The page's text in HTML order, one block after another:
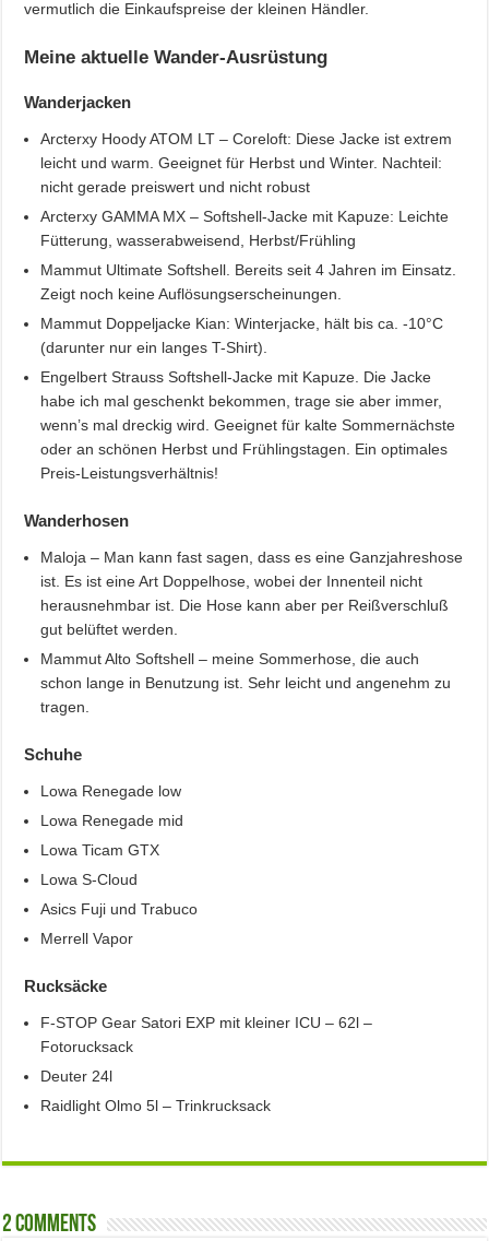
vermutlich die Einkaufspreise der kleinen Händler.
Meine aktuelle Wander-Ausrüstung
Wanderjacken
Arcterxy Hoody ATOM LT – Coreloft: Diese Jacke ist extrem
leicht und warm. Geeignet für Herbst und Winter. Nachteil:
nicht gerade preiswert und nicht robust
Arcterxy GAMMA MX – Softshell-Jacke mit Kapuze: Leichte
Fütterung, wasserabweisend, Herbst/Frühling
Mammut Ultimate Softshell. Bereits seit 4 Jahren im Einsatz.
Zeigt noch keine Auflösungserscheinungen.
Mammut Doppeljacke Kian: Winterjacke, hält bis ca. -10°C
(darunter nur ein langes T-Shirt).
Engelbert Strauss Softshell-Jacke mit Kapuze. Die Jacke
habe ich mal geschenkt bekommen, trage sie aber immer,
wenn’s mal dreckig wird. Geeignet für kalte Sommernächste
oder an schönen Herbst und Frühlingstagen. Ein optimales
Preis-Leistungsverhältnis!
Wanderhosen
Maloja – Man kann fast sagen, dass es eine Ganzjahreshose
ist. Es ist eine Art Doppelhose, wobei der Innenteil nicht
herausnehmbar ist. Die Hose kann aber per Reißverschluß
gut belüftet werden.
Mammut Alto Softshell – meine Sommerhose, die auch
schon lange in Benutzung ist. Sehr leicht und angenehm zu
tragen.
Schuhe
Lowa Renegade low
Lowa Renegade mid
Lowa Ticam GTX
Lowa S-Cloud
Asics Fuji und Trabuco
Merrell Vapor
Rucksäcke
F-STOP Gear Satori EXP mit kleiner ICU – 62l –
Fotorucksack
Deuter 24l
Raidlight Olmo 5l – Trinkrucksack
2 comments